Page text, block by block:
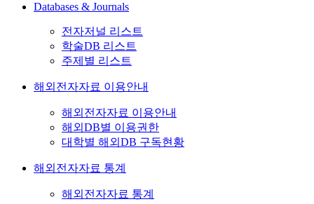
Databases & Journals
전자저널 리스트
학술DB 리스트
주제별 리스트
해외전자자료 이용안내
해외전자자료 이용안내
해외DB별 이용권한
대학별 해외DB 구독현황
해외전자자료 통계
해외전자자료 통계